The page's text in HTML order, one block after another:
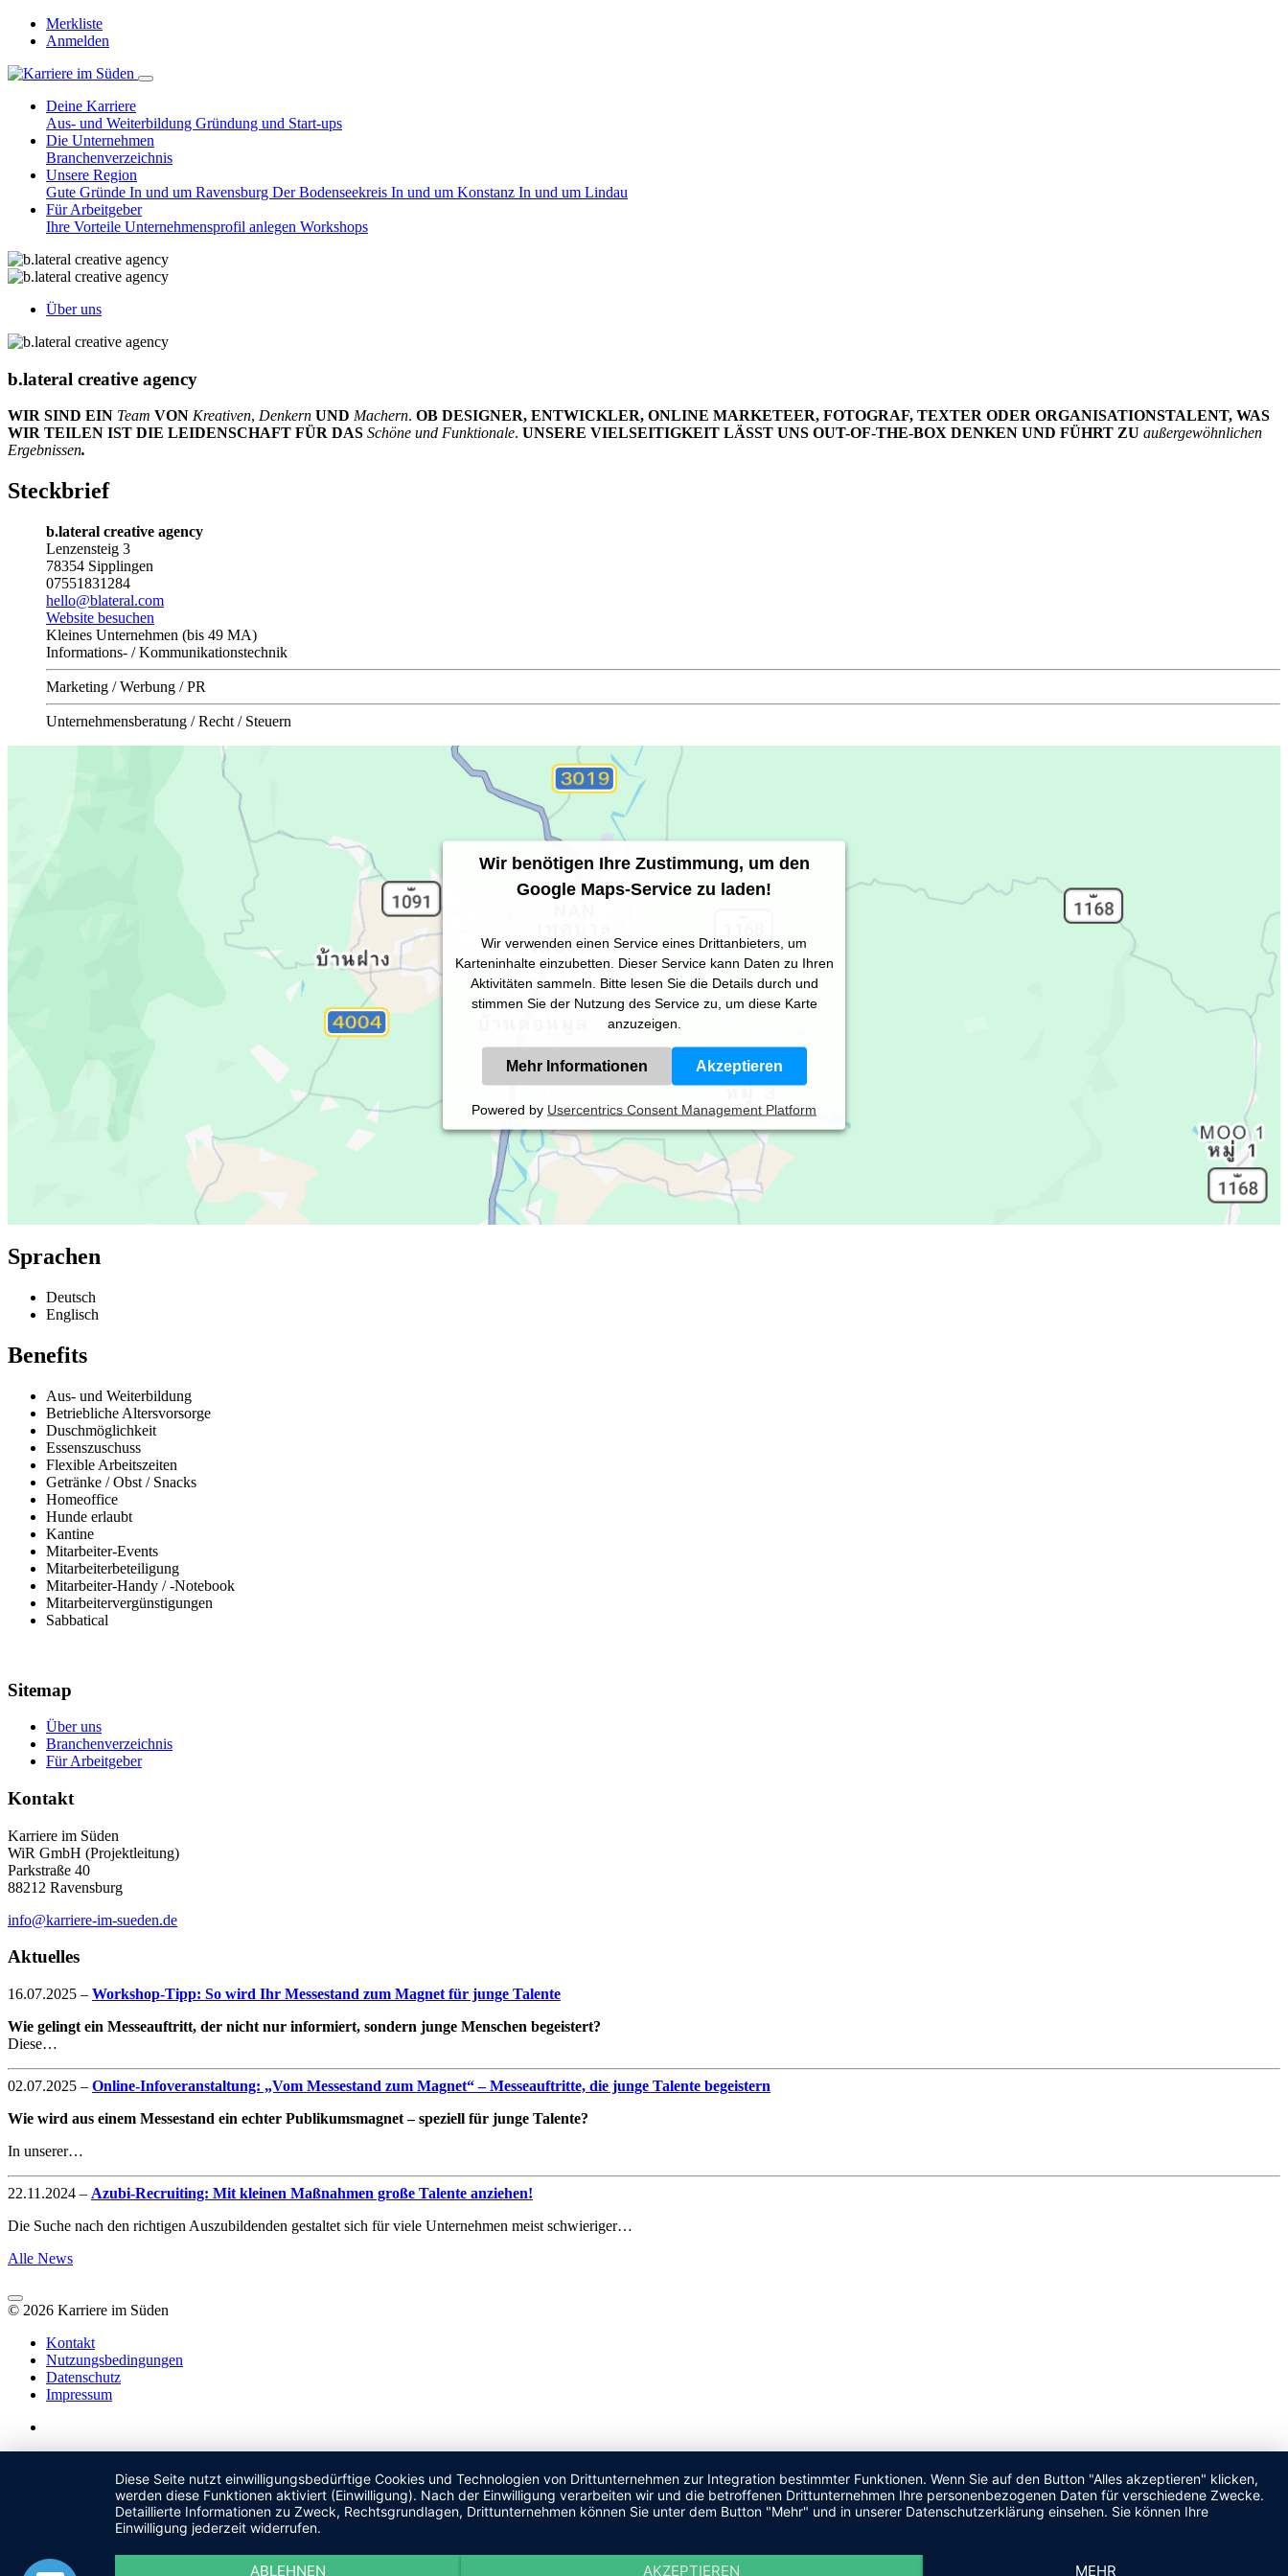
Merkliste
Anmelden
Deine Karriere
Aus- und Weiterbildung Gründung und Start-ups
Die Unternehmen
Branchenverzeichnis
Unsere Region
Gute Gründe In und um Ravensburg Der Bodenseekreis In und um Konstanz In und um Lindau
Für Arbeitgeber
Ihre Vorteile Unternehmensprofil anlegen Workshops
Über uns
b.lateral creative agency
WIR SIND EIN Team VON Kreativen, Denkern UND Machern. OB DESIGNER, ENTWICKLER, ONLINE MARKETEER, FOTOGRAF, TEXTER ODER ORGANISATIONSTALENT, WAS
WIR TEILEN IST DIE LEIDENSCHAFT FÜR DAS Schöne und Funktionale. UNSERE VIELSEITIGKEIT LÄSST UNS OUT-OF-THE-BOX DENKEN UND FÜHRT ZU außergewöhnlichen
Ergebnissen.
Steckbrief
b.lateral creative agency
Lenzensteig 3
78354 Sipplingen
07551831284
hello@blateral.com
Website besuchen
Kleines Unternehmen (bis 49 MA)
Informations- / Kommunikationstechnik
Marketing / Werbung / PR
Unternehmensberatung / Recht / Steuern
Wir benötigen Ihre Zustimmung, um den
Google Maps-Service zu laden!
Wir verwenden einen Service eines Drittanbieters, um
Karteninhalte einzubetten. Dieser Service kann Daten zu Ihren
Aktivitäten sammeln. Bitte lesen Sie die Details durch und
stimmen Sie der Nutzung des Service zu, um diese Karte
anzuzeigen.
Mehr Informationen Akzeptieren
Powered by Usercentrics Consent Management Platform
Sprachen
Deutsch
Englisch
Benefits
Aus- und Weiterbildung
Betriebliche Altersvorsorge
Duschmöglichkeit
Essenszuschuss
Flexible Arbeitszeiten
Getränke / Obst / Snacks
Homeoffice
Hunde erlaubt
Kantine
Mitarbeiter-Events
Mitarbeiterbeteiligung
Mitarbeiter-Handy / -Notebook
Mitarbeitervergünstigungen
Sabbatical
Sitemap
Über uns
Branchenverzeichnis
Für Arbeitgeber
Kontakt
Karriere im Süden
WiR GmbH (Projektleitung)
Parkstraße 40
88212 Ravensburg
info@karriere-im-sueden.de
Aktuelles
16.07.2025 – Workshop-Tipp: So wird Ihr Messestand zum Magnet für junge Talente
Wie gelingt ein Messeauftritt, der nicht nur informiert, sondern junge Menschen begeistert?
Diese…
02.07.2025 – Online-Infoveranstaltung: „Vom Messestand zum Magnet“ – Messeauftritte, die junge Talente begeistern
Wie wird aus einem Messestand ein echter Publikumsmagnet – speziell für junge Talente?
In unserer…
22.11.2024 – Azubi-Recruiting: Mit kleinen Maßnahmen große Talente anziehen!
Die Suche nach den richtigen Auszubildenden gestaltet sich für viele Unternehmen meist schwieriger…
Alle News
© 2026 Karriere im Süden
Kontakt
Nutzungsbedingungen
Datenschutz
Impressum
Diese Seite nutzt einwilligungsbedürftige Cookies und Technologien von Drittunternehmen zur Integration bestimmter Funktionen. Wenn Sie auf den Button "Alles akzeptieren" klicken,
werden diese Funktionen aktiviert (Einwilligung). Nach der Einwilligung verarbeiten wir und die betroffenen Drittunternehmen Ihre personenbezogenen Daten für verschiedene Zwecke.
Detaillierte Informationen zu Zweck, Rechtsgrundlagen, Drittunternehmen können Sie unter dem Button "Mehr" und in unserer Datenschutzerklärung einsehen. Sie können Ihre
Einwilligung jederzeit widerrufen.
ABLEHNEN AKZEPTIEREN MEHR